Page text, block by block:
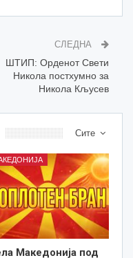
СЛЕДНА
ШТИП: Орденот Свети
Никола постхумно за
Никола Кљусев
Сите
Македонија под